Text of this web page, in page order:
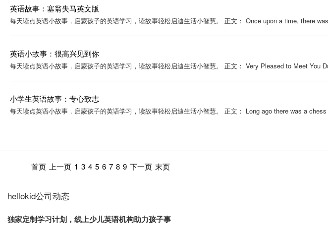
英语故事：塞翁失马英文版
每天读点英语小故事，启蒙孩子的英语学习，读故事轻松启迪生活小智慧。 正文： Once upon a time, there
英语小故事：很高兴见到你
每天读点英语小故事，启蒙孩子的英语学习，读故事轻松启迪生活小智慧。 正文： Very Pleased to Meet You
小学生英语故事：专心致志
每天读点英语小故事，启蒙孩子的英语学习，读故事轻松启迪生活小智慧。 正文： Long ago there was a
首页 上一页 1 3 4 5 6 7 8 9 下一页 末页
hellokid公司动态
独家定制学习计划，线上少儿英语机构助力孩子事